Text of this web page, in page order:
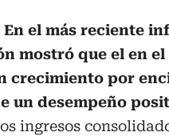
En el más reciente
mostró que el en
crecimiento por
un desempeño
ingresos